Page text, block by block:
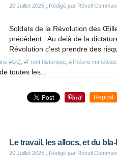
20 Juillet 2025 , Rédigé par Réveil
#GQ #Front historique #Théorie immédiate
Soldats de la Révolution des
précédent : Au delà de la
Révolution c’est prendre des
toutes les...
Repost
Le travail, les allocs, et du
20 Juillet 2025 , Rédigé par Réveil